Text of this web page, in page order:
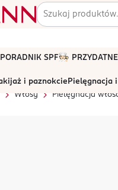
SPF🧑🏻‍🍳
i paznokcie Pielęgnacja
Włosy Pielęgnacja